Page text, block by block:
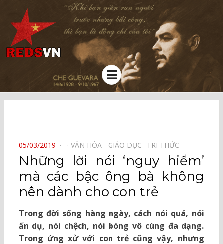
Kênh chia sẻ tri thức cộng đồng
Menu
POSTED
ON
05/03/2019 VĂN HÓA - GIÁO DỤC⠀ TRI THỨC⠀
Những lời nói ‘nguy hiểm’
mà các bậc ông bà không
nên dành cho con trẻ
Trong đời sống hàng ngày, cách nói quá, nói
ẩn dụ, nói chệch, nói bóng vô cùng đa dạng.
Trong ứng xử với con trẻ cũng vậy, nhưng